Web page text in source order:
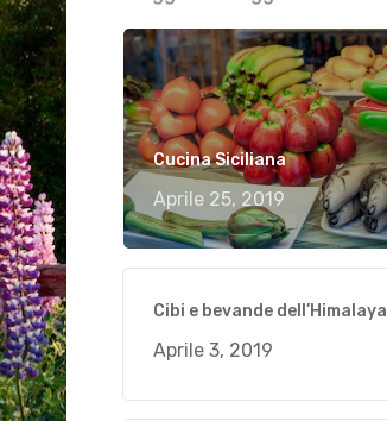
Cucina Siciliana
Aprile 25, 2019
Cibi e bevande dell’Himalaya
Aprile 3, 2019